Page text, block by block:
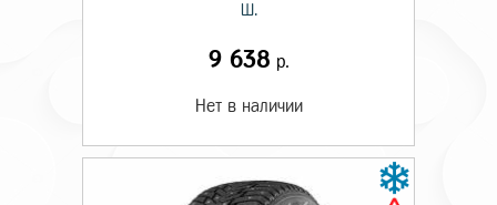
Ш.
9 638 р.
Нет в наличии